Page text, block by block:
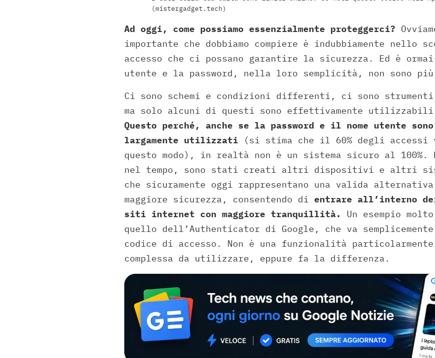
(mistergadget.tech)
Ad oggi, come possiamo essenzialmente proteggerci?
importante che dobbiamo compiere è indubbiamente nello
accesso che ci possano garantire la sicurezza. Ed è
utente e la password, nella loro semplicità, non sono
Ci sono schemi e condizioni differenti, ci sono
ma solo alcuni di questi sono effettivamente utilizzabili
Questo perché, anche se la password e il nome utente
largamente utilizzati (si stima che il 60% degli accessi
questo modo), in realtà non è un sistema sicuro al 100%.
nel tempo, sono stati creati altri dispositivi e altri
che sicuramente oggi rappresentano una valida
maggiore sicurezza, consentendo di entrare all’interno
siti internet con maggiore tranquillità.
Un esempio
quello dell’Authenticator di Google, che va semplicemente
codice di accesso. Non è una funzionalità particolarmente
complessa da utilizzare, eppure fa la differenza.